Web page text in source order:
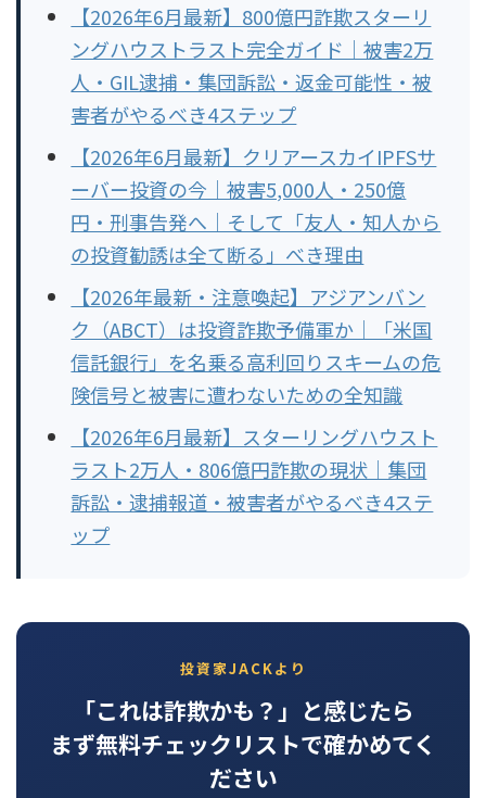
【2026年6月最新】800億円詐欺スターリ
ングハウストラスト完全ガイド｜被害2万
人・GIL逮捕・集団訴訟・返金可能性・被
害者がやるべき4ステップ
【2026年6月最新】クリアースカイIPFSサ
ーバー投資の今｜被害5,000人・250億
円・刑事告発へ｜そして「友人・知人から
の投資勧誘は全て断る」べき理由
【2026年最新・注意喚起】アジアンバン
ク（ABCT）は投資詐欺予備軍か｜「米国
信託銀行」を名乗る高利回りスキームの危
険信号と被害に遭わないための全知識
【2026年6月最新】スターリングハウスト
ラスト2万人・806億円詐欺の現状｜集団
訴訟・逮捕報道・被害者がやるべき4ステ
ップ
投資家JACKより
「これは詐欺かも？」と感じたら
まず無料チェックリストで確かめてく
ださい